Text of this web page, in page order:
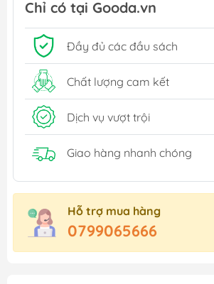
Chỉ có tại Gooda.vn
Đầy đủ các đầu sách
Chất lượng cam kết
Dịch vụ vượt trội
Giao hàng nhanh chóng
Hỗ trợ mua hàng
0799065666